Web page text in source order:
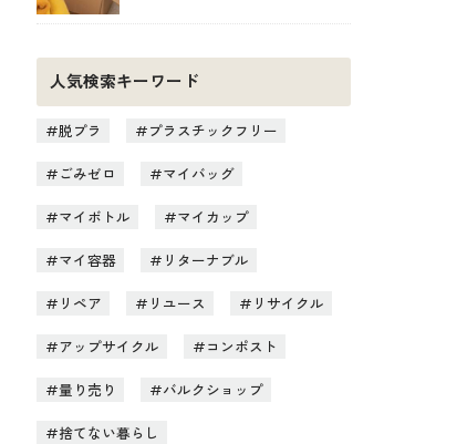
人気検索キーワード
脱プラ プラスチックフリー
ごみゼロ マイバッグ
マイボトル マイカップ
マイ容器 リターナブル
リペア リユース リサイクル
アップサイクル コンポスト
量り売り バルクショップ
捨てない暮らし